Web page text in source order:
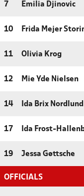
7 Emilia Djinovic
10 Frida Mejer
11 Olivia Krog
12 Mie Yde Nielsen
14 Ida Brix Nordlund
17 Ida Frost-
19 Jessa Gøttsche
OFFICIALS